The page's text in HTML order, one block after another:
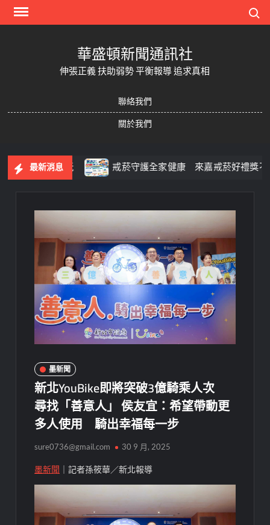
Skip
華盛頓新聞通訊社
伸張正義 扶助弱勢 平衡報導 追求真相
聯絡我們
關於我們
最新消息
果一次玩 戒菸守護全家健康 來嘉戒菸好禮獎不完
墨新聞
新北YouBike即將突破3億騎乘人次
尋找「善意人」 侯友宜：希望帶動更
多人使用 騎出幸福每一步
sure0736@gmail.com 30 9 月, 2025
墨新聞 ｜記者孫筱華／新北報導